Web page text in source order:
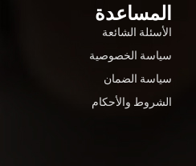
المساعدة
الأسئلة الشائعة
سياسة الخصوصية
سياسة الضمان
الشروط والأحكام